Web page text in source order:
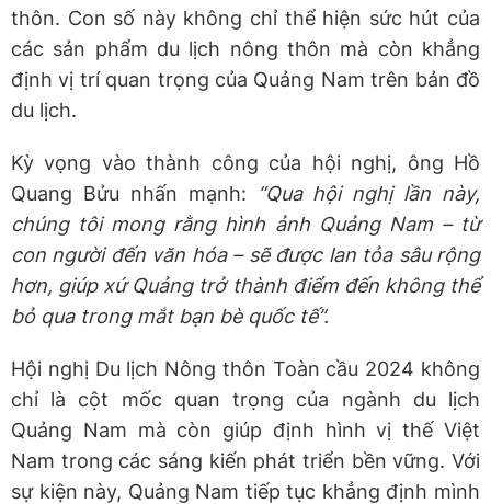
thôn. Con số này không chỉ thể hiện sức hút của
các sản phẩm du lịch nông thôn mà còn khẳng
định vị trí quan trọng của Quảng Nam trên bản đồ
du lịch.
Kỳ vọng vào thành công của hội nghị, ông Hồ
Quang Bửu nhấn mạnh:
“Qua hội nghị lần này,
chúng tôi mong rằng hình ảnh Quảng Nam – từ
con người đến văn hóa – sẽ được lan tỏa sâu rộng
hơn, giúp xứ Quảng trở thành điểm đến không thể
bỏ qua trong mắt bạn bè quốc tế”.
Hội nghị Du lịch Nông thôn Toàn cầu 2024 không
chỉ là cột mốc quan trọng của ngành du lịch
Quảng Nam mà còn giúp định hình vị thế Việt
Nam trong các sáng kiến phát triển bền vững. Với
sự kiện này, Quảng Nam tiếp tục khẳng định mình